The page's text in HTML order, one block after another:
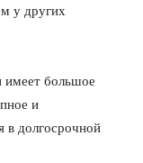
у других
большое
и
в долгосрочной